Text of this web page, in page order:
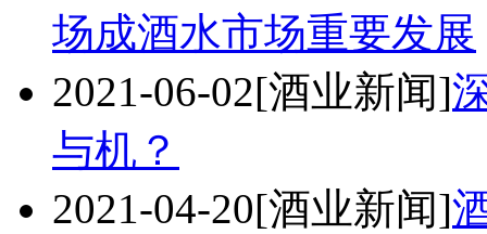
场成酒水市场重要发展
2021-06-02[酒业新闻]
与机？
2021-04-20[酒业新闻]